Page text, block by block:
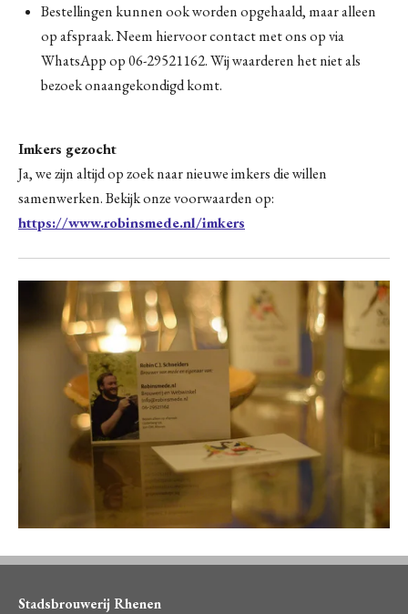
Bestellingen kunnen ook worden opgehaald, maar alleen
op afspraak. Neem hiervoor contact met ons op via
WhatsApp op 06-29521162. Wij waarderen het niet als
bezoek onaangekondigd komt.
Imkers gezocht
Ja, we zijn altijd op zoek naar nieuwe imkers die willen
samenwerken. Bekijk onze voorwaarden op:
https://www.robinsmede.nl/imkers
Stadsbrouwerij Rhenen